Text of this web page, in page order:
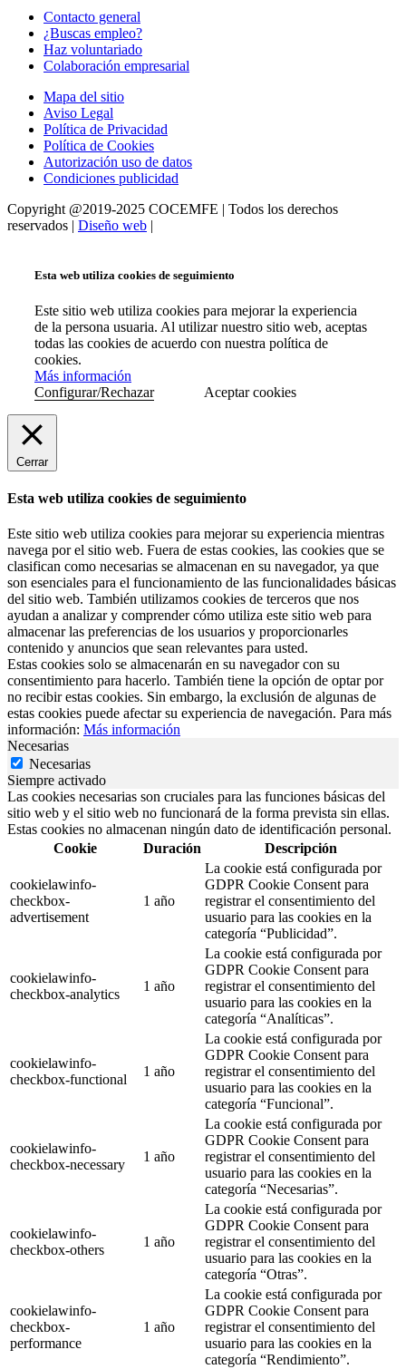
Contacto general
¿Buscas empleo?
Haz voluntariado
Colaboración empresarial
Mapa del sitio
Aviso Legal
Política de Privacidad
Política de Cookies
Autorización uso de datos
Condiciones publicidad
Copyright @2019-2025 COCEMFE | Todos los derechos
reservados | Diseño web |
Esta web utiliza cookies de seguimiento
Este sitio web utiliza cookies para mejorar la experiencia
de la persona usuaria. Al utilizar nuestro sitio web, aceptas
todas las cookies de acuerdo con nuestra política de
cookies.
Más información
Configurar/Rechazar
Aceptar cookies
Cerrar
Esta web utiliza cookies de seguimiento
Este sitio web utiliza cookies para mejorar su experiencia mientras
navega por el sitio web. Fuera de estas cookies, las cookies que se
clasifican como necesarias se almacenan en su navegador, ya que
son esenciales para el funcionamiento de las funcionalidades básicas
del sitio web. También utilizamos cookies de terceros que nos
ayudan a analizar y comprender cómo utiliza este sitio web para
almacenar las preferencias de los usuarios y proporcionarles
contenido y anuncios que sean relevantes para usted.
Estas cookies solo se almacenarán en su navegador con su
consentimiento para hacerlo. También tiene la opción de optar por
no recibir estas cookies. Sin embargo, la exclusión de algunas de
estas cookies puede afectar su experiencia de navegación. Para más
información: Más información
Necesarias
Necesarias
Siempre activado
Las cookies necesarias son cruciales para las funciones básicas del
sitio web y el sitio web no funcionará de la forma prevista sin ellas.
Estas cookies no almacenan ningún dato de identificación personal.
Cookie
Duración Descripción
cookielawinfo-
checkbox-
advertisement
1 año
La cookie está configurada por
GDPR Cookie Consent para
registrar el consentimiento del
usuario para las cookies en la
categoría “Publicidad”.
cookielawinfo-
checkbox-analytics
1 año
La cookie está configurada por
GDPR Cookie Consent para
registrar el consentimiento del
usuario para las cookies en la
categoría “Analíticas”.
cookielawinfo-
checkbox-functional
1 año
La cookie está configurada por
GDPR Cookie Consent para
registrar el consentimiento del
usuario para las cookies en la
categoría “Funcional”.
cookielawinfo-
checkbox-necessary
1 año
La cookie está configurada por
GDPR Cookie Consent para
registrar el consentimiento del
usuario para las cookies en la
categoría “Necesarias”.
cookielawinfo-
checkbox-others
1 año
La cookie está configurada por
GDPR Cookie Consent para
registrar el consentimiento del
usuario para las cookies en la
categoría “Otras”.
cookielawinfo-
checkbox-
performance
1 año
La cookie está configurada por
GDPR Cookie Consent para
registrar el consentimiento del
usuario para las cookies en la
categoría “Rendimiento”.